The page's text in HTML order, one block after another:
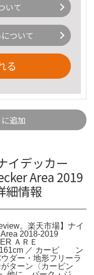
いて
ついて
る
追加
イデッカー
Area 2019
細情報
。楽天市場】ナイ
2018-2019
ＡＲＥ
161cm ／ カービ ン
ダー・地形フリーラ
ターン〈カービン